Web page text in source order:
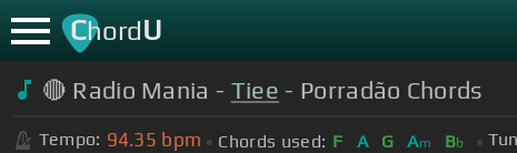
ChordU
🔴 Radio Mania - Tiee - Porradão Chords
Tempo: 94.35 bpm Chords used: F A G Am Bb